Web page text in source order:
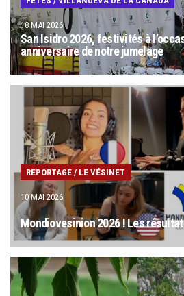
18 MAI 2026
San Isidro 2026, festivités à
anniversaire de notre jumelage
REPORTAGE / LE VÉSINET
10 MAI 2026
Mondiovesinion 2026 ! Les